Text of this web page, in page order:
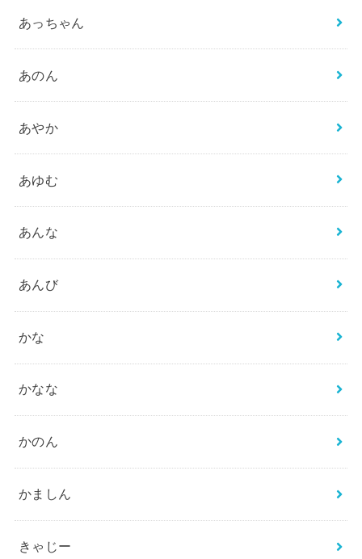
あっちゃん
あのん
あやか
あゆむ
あんな
あんび
かな
かなな
かのん
かましん
きゃじー